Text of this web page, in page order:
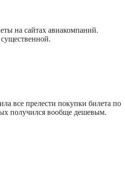
на сайтах авиакомпаний.
все прелести покупки билета по
получился вообще дешевым.